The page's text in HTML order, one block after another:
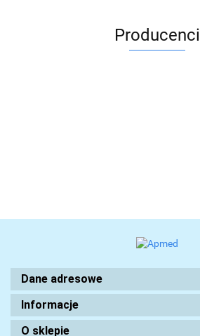
Producenci
Dane adresowe
Informacje
O sklepie